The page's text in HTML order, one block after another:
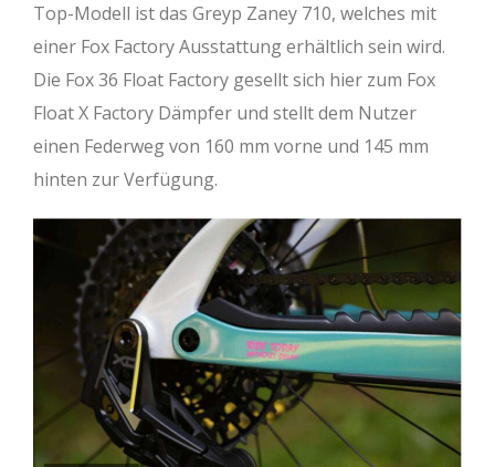
Top-Modell ist das Greyp Zaney 710, welches mit
einer Fox Factory Ausstattung erhältlich sein wird.
Die Fox 36 Float Factory gesellt sich hier zum Fox
Float X Factory Dämpfer und stellt dem Nutzer
einen Federweg von 160 mm vorne und 145 mm
hinten zur Verfügung.